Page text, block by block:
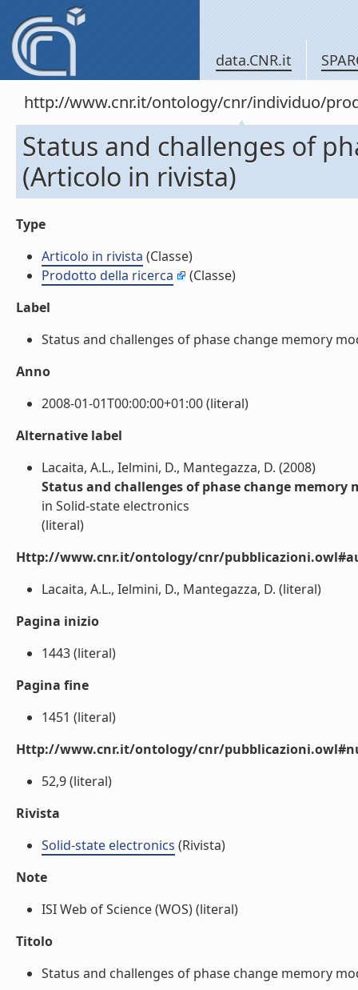
data.CNR.it
http://www.cnr.it/ontology/cnr/individuo/
Status and challenges of
(Articolo in rivista)
Type
Articolo in rivista (Classe)
Prodotto della ricerca
(Classe)
Label
Status and challenges of phase change memory
Anno
2008-01-01T00:00:00+01:00 (literal)
Alternative label
Lacaita, A.L., Ielmini, D., Mantegazza, D. (2008)
Status and challenges of phase change memory
in Solid-state electronics
(literal)
Http://www.cnr.it/ontology/cnr/
Lacaita, A.L., Ielmini, D., Mantegazza, D. (literal)
Pagina inizio
1443 (literal)
Pagina fine
1451 (literal)
Http://www.cnr.it/ontology/cnr/
52,9 (literal)
Rivista
Solid-state electronics (Rivista)
Note
ISI Web of Science (WOS) (literal)
Titolo
Status and challenges of phase change memory